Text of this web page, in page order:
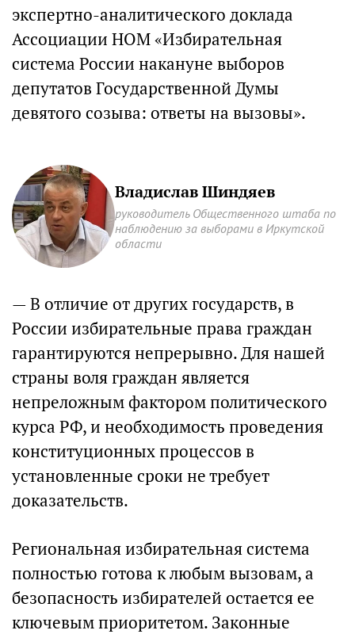
экспертно-аналитического доклада
Ассоциации НОМ «Избирательная
система России накануне выборов
депутатов Государственной Думы
девятого созыва: ответы на вызовы».
Владислав Шиндяев
руководитель Общественного штаба по
наблюдению за выборами в Иркутской
области
— В отличие от других государств, в
России избирательные права граждан
гарантируются непрерывно. Для нашей
страны воля граждан является
непреложным фактором политического
курса РФ, и необходимость проведения
конституционных процессов в
установленные сроки не требует
доказательств.
Региональная избирательная система
полностью готова к любым вызовам, а
безопасность избирателей остается ее
ключевым приоритетом. Законные